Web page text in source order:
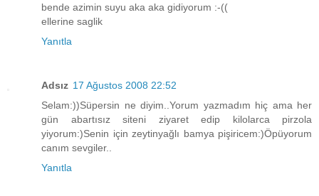
bende azimin suyu aka aka gidiyorum :-((
ellerine saglik
Yanıtla
Adsız 17 Ağustos 2008 22:52
Selam:))Süpersin ne diyim..Yorum yazmadım hiç ama her
gün abartısız siteni ziyaret edip kilolarca pirzola
yiyorum:)Senin için zeytinyağlı bamya pişiricem:)Öpüyorum
canım sevgiler..
Yanıtla